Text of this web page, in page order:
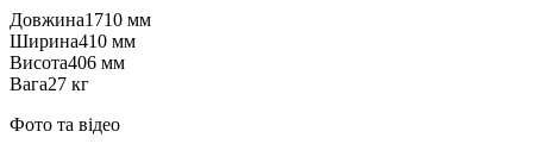
Довжина1710 мм
Ширина410 мм
Висота406 мм
Вага27 кг
Фото та відео